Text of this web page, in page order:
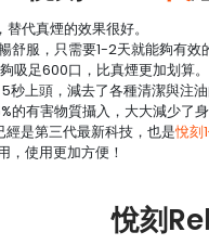
代真煙的效果很好。
舒服，只需要1-2天就能夠有效
吸足600口，比真煙更加划算。
秒上頭，減去了各種清潔與注油
的有害物質攝入，大大減少了
經是第三代最新科技，也是悅刻
，使用更加方便！
悅刻